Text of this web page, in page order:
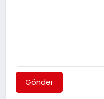
Gönder